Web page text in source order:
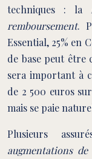
techniques : la
remboursement.
Essential, 25% en
de base peut être
sera important à
de 2 500 euros
mais se paie
Plusieurs
augmentations